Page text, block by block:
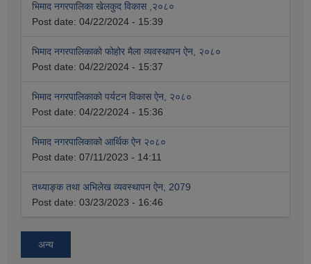
भिमाद नगरपालिका खेलकुद विकास ,२०८०
Post date: 04/22/2024 - 15:39
भिमाद नगरपालिकाको फोहोर मैला व्यवस्थापन ऐन, २०८०
Post date: 04/22/2024 - 15:37
भिमाद नगरपालिकाको पर्यटन विकास ऐन, २०८०
Post date: 04/22/2024 - 15:36
भिमाद नगरपालिकाको आर्थिक ऐन २०८०
Post date: 07/11/2023 - 14:11
तथ्याङ्क तथा अभिलेख व्यवस्थापन ऐन, 2079
Post date: 03/23/2023 - 16:46
अन्य